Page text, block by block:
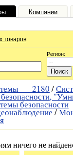
Компании
товаров
Регион:
— 2180 /
безопасности
/
ничего не